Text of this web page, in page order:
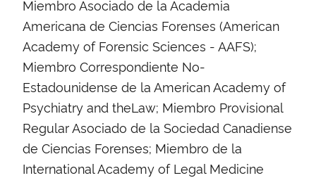
Miembro Asociado de la Academia
Americana de Ciencias Forenses (American
Academy of Forensic Sciences - AAFS);
Miembro Correspondiente No-
Estadounidense de la American Academy of
Psychiatry and theLaw; Miembro Provisional
Regular Asociado de la Sociedad Canadiense
de Ciencias Forenses; Miembro de la
International Academy of Legal Medicine